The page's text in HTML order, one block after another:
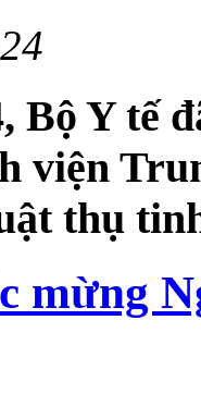
Bộ Y tế
viện
thụ
mừng